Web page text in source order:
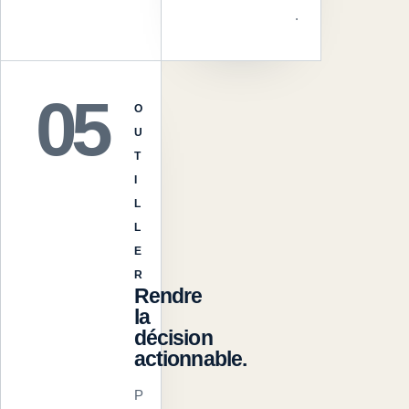
.
05
O
U
T
L
L
E
R
Rendre
la
décision
actionnable.
P